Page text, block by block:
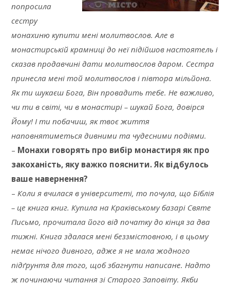
попросила
сестру
монахиню купити мені молитвослов. Але в
монастирській крамниці до неї підійшов настоятель і
сказав продавчині дати молитвослов даром. Сестра
принесла мені той молитвослов і півтора мільйона.
Як ти шукаєш Бога, Він провадить тебе. Не важливо,
чи ти в світі, чи в монастирі – шукай Бога, довірся
Йому! І ти побачиш, як твоє життя
наповнятиметься дивними та чудесними подіями.
– Монахи говорять про вибір монастиря як про
закоханість, яку важко пояснити. Як відбулось
ваше навернення?
– Коли я вчилася в університеті, то почула, що Біблія
– це книга книг. Купила на Краківському базарі Святе
Письмо, прочитала його від початку до кінця за два
тижні. Книга здалася мені беззмістовною, і в цьому
немає нічого дивного, адже я не мала жодного
підґрунтя для того, щоб збагнути написане. Надто
ж починаючи читання зі Старого Заповіту. Якби